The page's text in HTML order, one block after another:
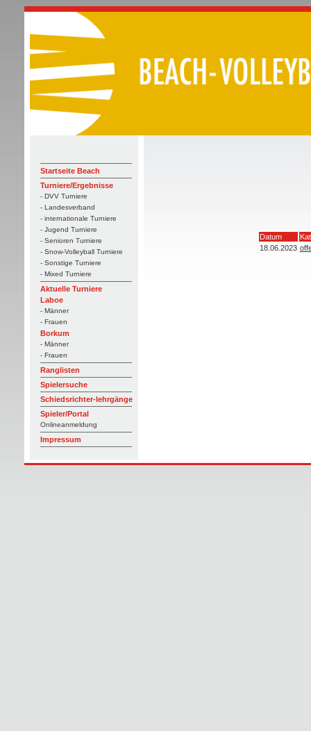
Startseite Beach
Turniere/Ergebnisse
- DVV Turniere
- Landesverband
- internationale Turniere
- Jugend Turniere
- Senioren Turniere
- Snow-Volleyball Turniere
- Sonstige Turniere
- Mixed Turniere
Aktuelle Turniere
Laboe
- Männer
- Frauen
Borkum
- Männer
- Frauen
Ranglisten
Spielersuche
Schiedsrichter-lehrgänge
Spieler/Portal
Onlineanmeldung
Impressum
Datum
18.06.2023